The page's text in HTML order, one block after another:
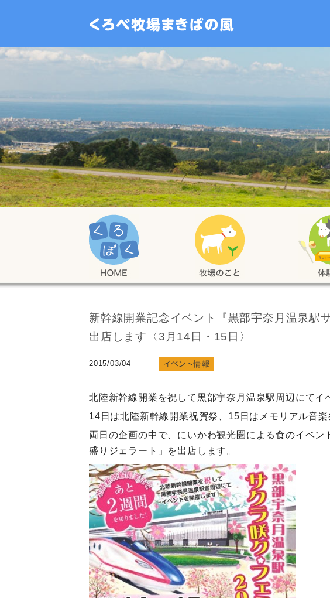
新幹線開業記念イベント『黒部宇奈月温泉駅
出店します〈3月14日・15日〉
2015/03/04
北陸新幹線開業を祝して黒部宇奈月温泉駅周辺にてイ
14日は北陸新幹線開業祝賀祭、15日はメモリアル音楽
両日の企画の中で、にいかわ観光圏による食のイベン
盛りジェラート」を出店します。